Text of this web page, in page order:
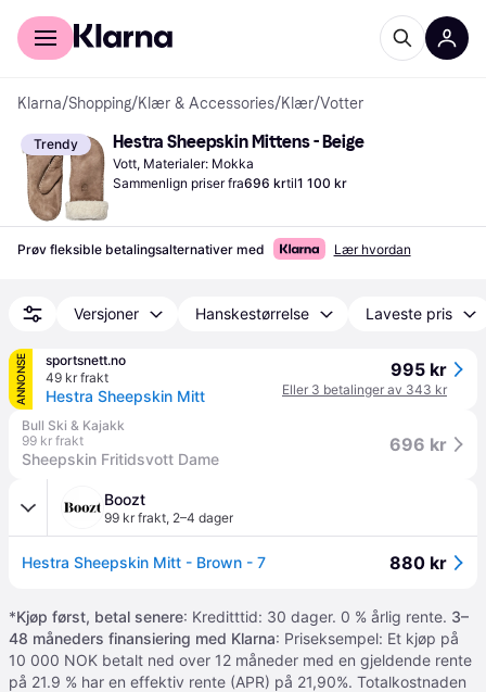
For kunder
Klarna/Shopping/Klær & Accessories/Klær/Votter
Trendy Hestra Sheepskin Mittens - Beige
Vott, Materialer: Mokka
Sammenlign priser fra696 krtil1 100 kr
Prøv fleksible betalingsalternativer med Lær hvordan
Versjoner Hanskestørrelse Laveste pris
ANNONSE
sportsnett.no
49 kr frakt
Hestra Sheepskin Mitt
995 kr
Eller 3 betalinger av 343 kr
Bull Ski & Kajakk
99 kr frakt
Sheepskin Fritidsvott Dame
696 kr
Boozt
99 kr frakt, 2–4 dager
Hestra Sheepskin Mitt - Brown - 7 880 kr
*Kjøp først, betal senere: Kreditttid: 30 dager. 0 % årlig rente. 3–
48 måneders finansiering med Klarna: Priseksempel: Et kjøp på
10 000 NOK betalt ned over 12 måneder med en gjeldende rente
på 21.9 % har en effektiv rente (APR) på 21,90%. Totalkostnaden